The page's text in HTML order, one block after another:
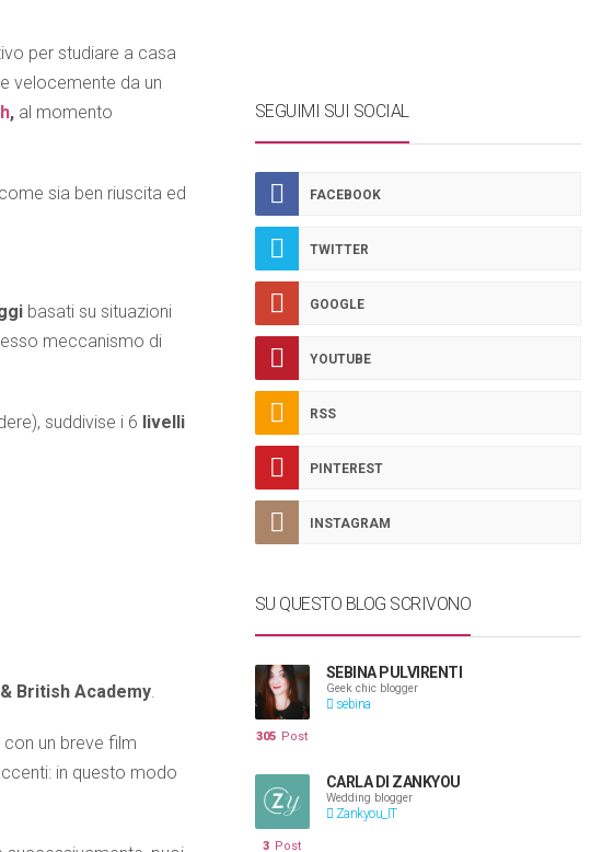
per studiare a casa
velocemente da un
, al momento
sia ben riuscita ed
basati su situazioni
meccanismo di
suddivise i 6 livelli
British Academy
un breve film
in questo modo
SEGUIMI SUI SOCIAL
FACEBOOK
TWITTER
GOOGLE
YOUTUBE
RSS
PINTEREST
INSTAGRAM
SU QUESTO BLOG SCRIVONO
SEBINA PULVIRENTI
Geek chic blogger
sebina
305 Post
CARLA DI ZANKYOU
Wedding blogger
Zankyou_IT
3 Post